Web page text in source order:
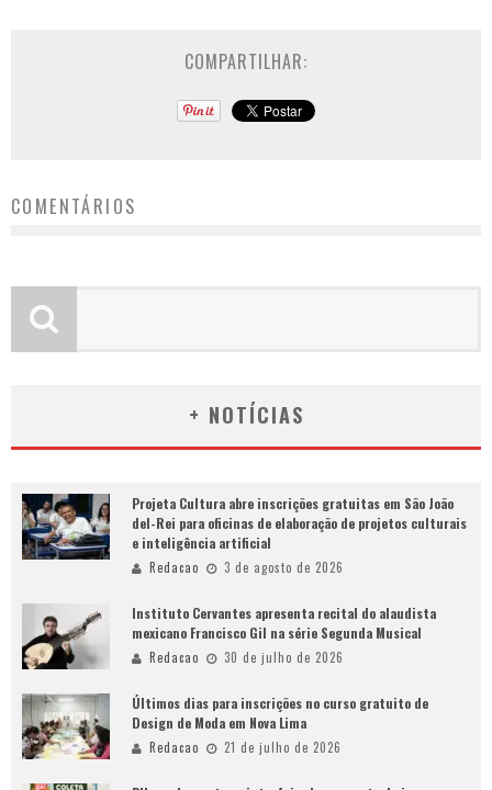
COMPARTILHAR:
COMENTÁRIOS
+ NOTÍCIAS
Projeta Cultura abre inscrições gratuitas em São João
del-Rei para oficinas de elaboração de projetos culturais
e inteligência artificial
Redacao 3 de agosto de 2026
Instituto Cervantes apresenta recital do alaudista
mexicano Francisco Gil na série Segunda Musical
Redacao 30 de julho de 2026
Últimos dias para inscrições no curso gratuito de
Design de Moda em Nova Lima
Redacao 21 de julho de 2026